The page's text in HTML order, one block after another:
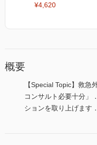
¥4,620
概要
【Special Topic】救
コンサルト必要十分」
ションを取り上げます